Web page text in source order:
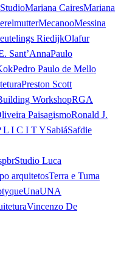
Mariana CairesMariana
MecanooMessina
RiedijkOlafur
Sant’AnnaPaulo
Pedro Paulo de Mello
Preston Scott
WorkshopRGA
PaisagismoRonald J.
L I C I T YSabiáSafdie
Studio Luca
arquitetosTerra e Tuma
UnaUNA
Vincenzo De